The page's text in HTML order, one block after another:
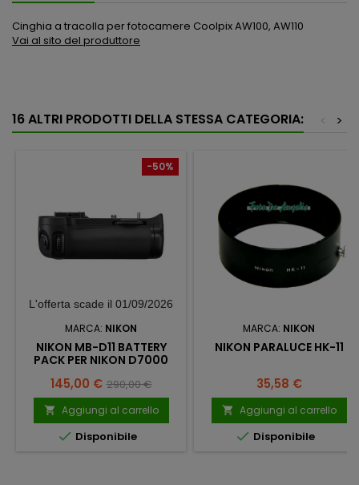
Cinghia a tracolla per fotocamere Coolpix AW100, AW110
Vai al sito del produttore
16 ALTRI PRODOTTI DELLA STESSA CATEGORIA: >
<
-50%
L'offerta scade il 01/09/2026
MARCA: NIKON
NIKON MB-D11 BATTERY
PACK PER NIKON D7000
Prezzo
145,00 € Prezzo
base
290,00 €
 Aggiungi al carrello
 Disponibile
MARCA: NIKON
NIKON PARALUCE HK-11
Prezzo
35,58 €
 Aggiungi al carrello
 Disponibile